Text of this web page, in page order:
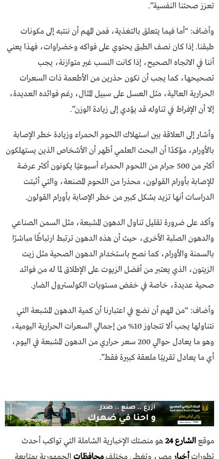
تعزز صحتنا النفسية”.
وأضاف: “أما فيما يتعلق بالتغذية، فمن المهم أن ننتبه إلى مكونات
طبقنا. إذا كان نصف الطبق يحتوي على فواكه وخضراوات، فهذا يعني
أننا في الاتجاه الصحيح، إذا كانت النسب غير متوازنة، يجب
تصحيحها، كما يجب أن نكون حذرين من الأطعمة ذات السعرات
الحرارية العالية، مثل العسل على سبيل المثال، رغم فوائده العديدة،
إلا أن الإفراط في تناوله قد يؤدي إلى زيادة الوزن”.
وأشار إلى العلاقة بين استهلاك اللحوم الحمراء وزيادة خطر الإصابة
بالأورام، مؤكدًا أن البحث العلمي أظهر أن الأشخاص الذين يستهلكون
أكثر من 500 جرام من اللحوم الحمراء أسبوعيًا يكونون أكثر عرضة
للإصابة بأورام القولون، محذرا من اللحوم المصنعة، والتي أثبتت
الدراسات أنها تزيد بشكل كبير من خطر الإصابة بأورام القولون.
وأكد على ضرورة تقليل تناول الدهون المشبعة، مثل السمن الصناعي
والدهون الصلبة الأخرى، حيث أن هذه الدهون ترتبط ارتباطًا مباشرًا
بالسمنة والأورام، كما نصح باستخدام الدهون الصحية مثل زيت
الزيتون، الذي يعتبر من أفضل الزيوت على الإطلاق لما له من فوائد
صحية عديدة، خاصة في خفض مستويات الكولسترول الضار.
وأضاف: “من المهم أن نضع في اعتبارنا أن كمية الدهون المشبعة التي
نتناولها يجب ألا تتجاوز 10% من إجمالي السعرات الحرارية اليومية،
وهو ما يعادل حوالي 200 سعر حراري من الدهون المشبعة في اليوم،
أي ما يعادل تقريبًا ملعقة كبيرة فقط”.
موقعالشارع 24
هو منصتك الإخبارية الشاملة التي تواكب أحدث